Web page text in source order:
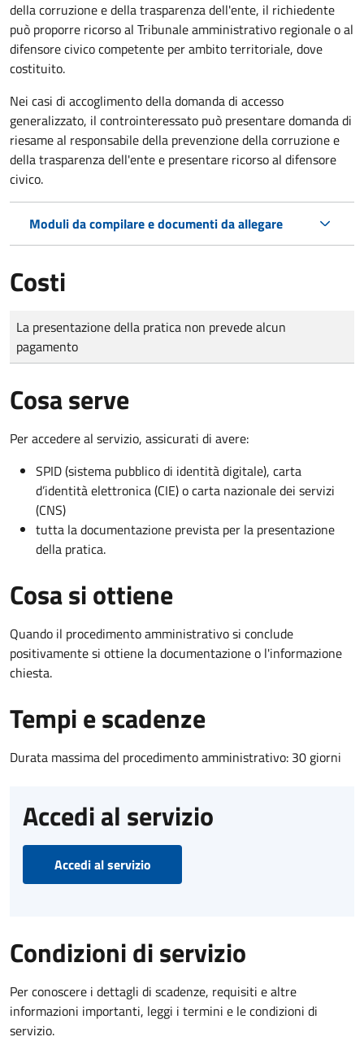
della corruzione e della trasparenza dell'ente, il richiedente
può proporre ricorso al Tribunale amministrativo regionale o al
difensore civico competente per ambito territoriale, dove
costituito.
Nei casi di accoglimento della domanda di accesso
generalizzato, il controinteressato può presentare domanda di
riesame al responsabile della prevenzione della corruzione e
della trasparenza dell'ente e presentare ricorso al difensore
civico.
Moduli da compilare e documenti da allegare
Costi
Tipo di pagamento
Importo
La presentazione della pratica non prevede alcun
pagamento
Cosa serve
Per accedere al servizio, assicurati di avere:
SPID (sistema pubblico di identità digitale), carta
d’identità elettronica (CIE) o carta nazionale dei servizi
(CNS)
tutta la documentazione prevista per la presentazione
della pratica.
Cosa si ottiene
Quando il procedimento amministrativo si conclude
positivamente si ottiene la documentazione o l'informazione
chiesta.
Tempi e scadenze
Durata massima del procedimento amministrativo: 30 giorni
Accedi al servizio
Accedi al servizio
Condizioni di servizio
Per conoscere i dettagli di scadenze, requisiti e altre
informazioni importanti, leggi i termini e le condizioni di
servizio.